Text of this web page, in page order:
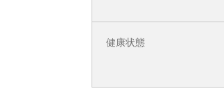
健康状態